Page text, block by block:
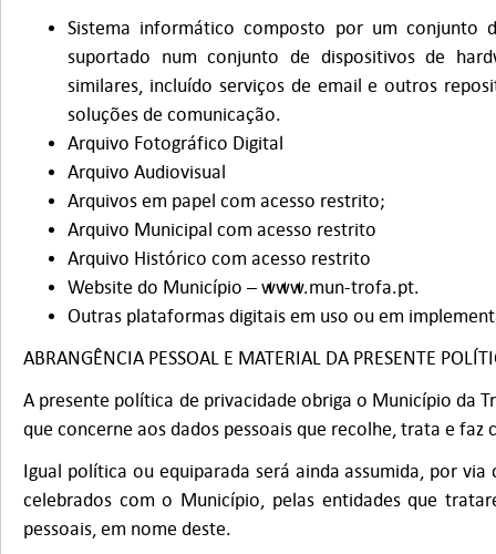
Sistema informático composto por um conjunto
suportado num conjunto de dispositivos de
similares, incluído serviços de email e outros
soluções de comunicação.
Arquivo Fotográfico Digital
Arquivo Audiovisual
Arquivos em papel com acesso restrito;
Arquivo Municipal com acesso restrito
Arquivo Histórico com acesso restrito
Website do Município – www.mun-trofa.pt.
Outras plataformas digitais em uso ou em
ABRANGÊNCIA PESSOAL E MATERIAL DA PRESENTE
A presente política de privacidade obriga o Município da
que concerne aos dados pessoais que recolhe, trata e faz
Igual política ou equiparada será ainda assumida, por
celebrados com o Município, pelas entidades que
pessoais, em nome deste.